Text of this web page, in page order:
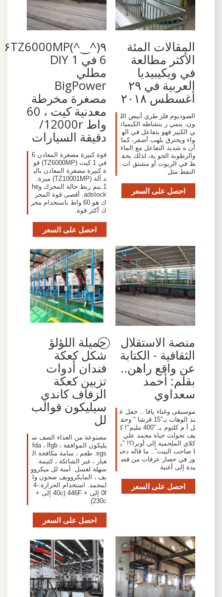
المقالات المئة
الأكثر مطالعة
في ويكيبيديا
العربية في ٢٩
أغسطس ٢٠١٨
الصوديوم فلز طري أبيض الل
ون، يتمي ز بنشاطه الكيميائ
ي الكبير فهو يتفاعل في اله
واء ويحترق بلهب أصفر، كما
أن ه شديد التفاعل مع الماء
والرطوبة الجو ية، لذلك يحف
ظ في الزيوت أو مشتق ات
النفط مثل
احصل على السعر
٩(^‿^)۶TZ6000MP
6 في 1 DIY
مطلي
BigPower
مصغرة مخرطة
معدنية كيت ، 60
واط 12000r/
دقيقة السيارات
قوة كبيرة مصغرة المعادن 6
في 1 كيت (TZ6000MP) قو
ة كبيرة مصغرة المعادن بالي
د آلة (TZ10001MP) ميزة:
1.يتم ربط حالة المحرك وhe
adstock. أقصى قوة المحر
ك هو 60 واط باستخدام محر
ك أكثر قوة.
احصل على السعر
منصة الاستقلال
الثقافية - الكتابة
عن واقع راهن..
بقلم: أحمد
سعداوي
موسيقى وغناء يافا .. حفل ع
بد الوهاب بـ"15 قرشا " وحف
ل أ م كلثوم بـ "400 مليم"! ك
يف تحولت حياة محمد علي
كلاي الملحمية إلى أوبرا؟! "ي
ا صاحب البيت".. ما قاله دحب
ور في حصار عرفات من قص
يدة إلى أغنية
احصل على السعر
⃝جميلة اللؤلؤ
شكل كعكة
فندان أدوات
تزيين كعكة
الزفاف كاندي
سيليكون قوالب
لل
مصنوعة من الغذاء الصف س
يليكون الموافقة fda ، lfgb ،
sgs. طعم ، سامة مكافحة ال
غبار ، غير الشائكة ، كتيمة.
سهلة لغسل. آمنة لل ميكروو
يف ، المايكروويف صحون وا
لمجمد. استخدام الحرارة:-4
0f إلى + 446F (40c إلى +
230c).
احصل على السعر